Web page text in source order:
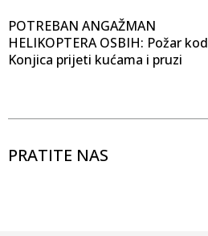
POTREBAN ANGAŽMAN
HELIKOPTERA OSBIH: Požar kod
Konjica prijeti kućama i pruzi
PRATITE NAS